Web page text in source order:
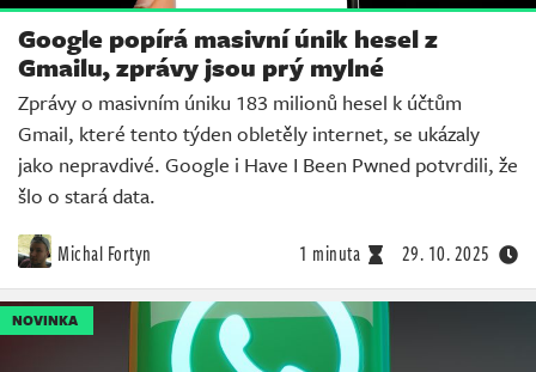
Google popírá masivní únik hesel z
Gmailu, zprávy jsou prý mylné
Zprávy o masivním úniku 183 milionů hesel k účtům
Gmail, které tento týden obletěly internet, se ukázaly
jako nepravdivé. Google i Have I Been Pwned potvrdili, že
šlo o stará data.
Michal Fortyn 1 minuta 29. 10. 2025
NOVINKA